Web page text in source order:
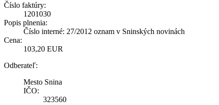
Číslo faktúry:
1201030
Popis plnenia:
Číslo interné: 27/2012 oznam v Sninských novinách
Cena:
103,20 EUR
Odberateľ:
Mesto Snina
IČO:
323560